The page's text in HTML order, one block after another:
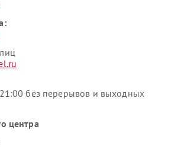
без перерывов и выходных
центра